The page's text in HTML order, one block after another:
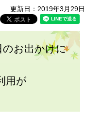
更新日：2019年3月29日
のお出かけに
用が